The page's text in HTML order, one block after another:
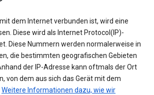
dem Internet verbunden ist, wird eine
Diese wird als Internet Protocol(IP)-
Diese Nummern werden normalerweise in
die bestimmten geografischen Gebieten
der IP-Adresse kann oftmals der Ort
von dem aus sich das Gerät mit dem
Weitere Informationen dazu, wie wir